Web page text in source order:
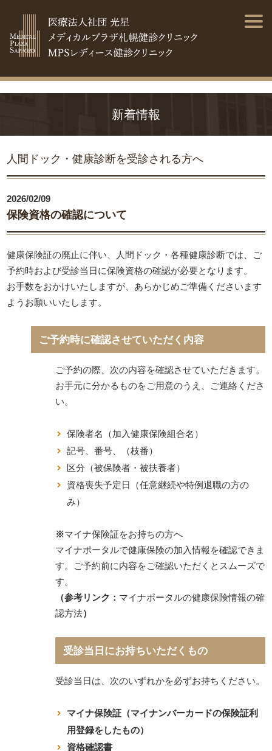
新着情報
人間ドック・健康診断を受診される方へ
2026/02/09
保険資格の確認について
健康保険証の廃止に伴い、人間ドック・各種健康診断では、ご
予約時および受診当日に保険資格の確認が必要となります。
お手数をおかけいたしますが、あらかじめご準備くださいます
ようお願いいたします。
ご予約時に確認させていただく内容
ご予約の際、次の内容を確認させていただきます。
お手元に分かるものをご用意のうえ、ご連絡くださ
い。
保険者名（加入健康保険組合名）
記号、番号、（枝番）
区分（被保険者・被扶養者）
資格喪失予定日（任意継続や特例退職の方の
み）
※マイナ保険証をお持ちの方へ
マイナポータルで健康保険の加入情報を確認できま
す。ご予約前に内容をご確認いただくとスムーズで
す。
（参考リンク： マイナポータルの健康保険情報の確
認方法）
受診当日にお持ちいただくもの
受診当日は、次のいずれかを必ずお持ちください。
マイナ保険証（マイナンバーカードの保険証利
用登録をしたもの）
資格確認書